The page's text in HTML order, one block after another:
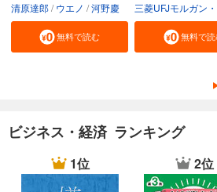
清原達郎 ウエノ 河野慶
無料で読む 無料で
ビジネス・経済 ランキング
1位 2位